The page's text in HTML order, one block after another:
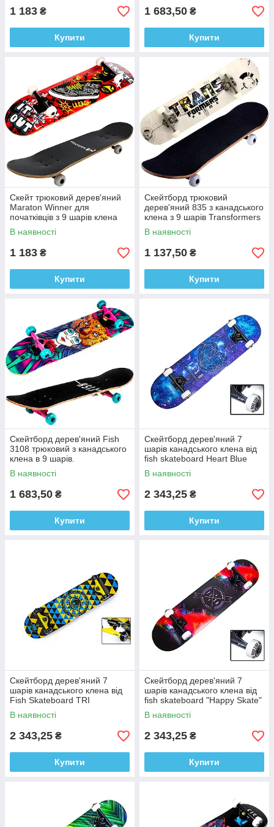
1 183 ₴
Купити
1 683,50 ₴
Купити
Скейт трюковий дерев'яний
Maraton Winner для
початківців з 9 шарів клена
Red
В наявності
1 183 ₴
Купити
Скейтборд трюковий
дерев'яний 835 з канадського
клена з 9 шарів Transformers
В наявності
1 137,50 ₴
Купити
Скейтборд дерев'яний Fish
3108 трюковий з канадського
клена в 9 шарів.
В наявності
1 683,50 ₴
Купити
Скейтборд дерев'яний 7
шарів канадського клена від
fish skateboard Heart Blue
Синє серце 657952259
В наявності
2 343,25 ₴
Купити
Скейтборд дерев'яний 7
шарів канадського клена від
Fish Skateboard TRI
2013083299
В наявності
2 343,25 ₴
Купити
Скейтборд дерев'яний 7
шарів канадського клена від
fish skateboard "Happy Skate"
1033330434
В наявності
2 343,25 ₴
Купити